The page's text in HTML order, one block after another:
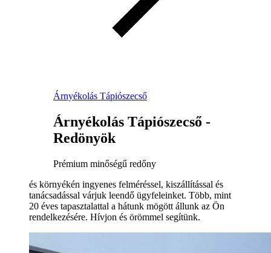
Árnyékolás Tápiószecső
Árnyékolás Tápiószecső -
Redönyök
Prémium minőségű redőny
és környékén ingyenes felméréssel, kiszállítással és
tanácsadással várjuk leendő ügyfeleinket. Több, mint
20 éves tapasztalattal a hátunk mögött állunk az Ön
rendelkezésére. Hívjon és örömmel segítünk.